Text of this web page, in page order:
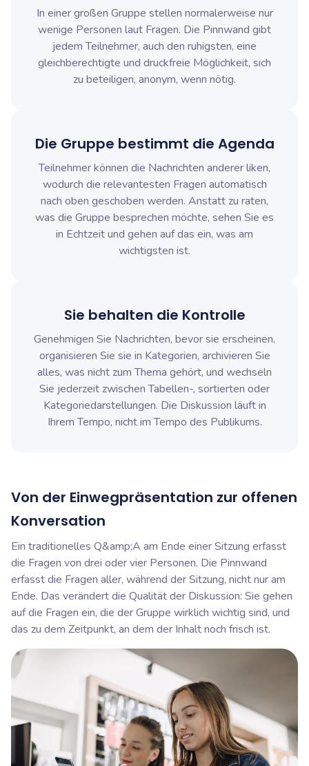
In einer großen Gruppe stellen normalerweise nur
wenige Personen laut Fragen. Die Pinnwand gibt
jedem Teilnehmer, auch den ruhigsten, eine
gleichberechtigte und druckfreie Möglichkeit, sich
zu beteiligen, anonym, wenn nötig.
Die Gruppe bestimmt die Agenda
Teilnehmer können die Nachrichten anderer liken,
wodurch die relevantesten Fragen automatisch
nach oben geschoben werden. Anstatt zu raten,
was die Gruppe besprechen möchte, sehen Sie es
in Echtzeit und gehen auf das ein, was am
wichtigsten ist.
Sie behalten die Kontrolle
Genehmigen Sie Nachrichten, bevor sie erscheinen,
organisieren Sie sie in Kategorien, archivieren Sie
alles, was nicht zum Thema gehört, und wechseln
Sie jederzeit zwischen Tabellen-, sortierten oder
Kategoriedarstellungen. Die Diskussion läuft in
Ihrem Tempo, nicht im Tempo des Publikums.
Von der Einwegpräsentation zur offenen
Konversation
Ein traditionelles Q&amp;A am Ende einer Sitzung erfasst
die Fragen von drei oder vier Personen. Die Pinnwand
erfasst die Fragen aller, während der Sitzung, nicht nur am
Ende. Das verändert die Qualität der Diskussion: Sie gehen
auf die Fragen ein, die der Gruppe wirklich wichtig sind, und
das zu dem Zeitpunkt, an dem der Inhalt noch frisch ist.